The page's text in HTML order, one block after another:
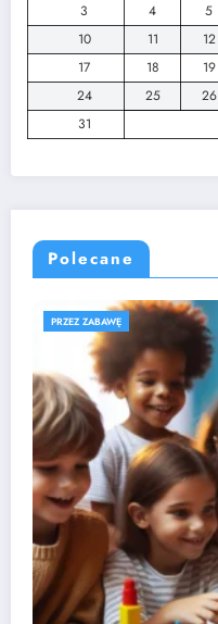
3
4 5
10
11 12
17
18 19
24
25 26
31
Polecane
ROZWÓJ DZIECKA